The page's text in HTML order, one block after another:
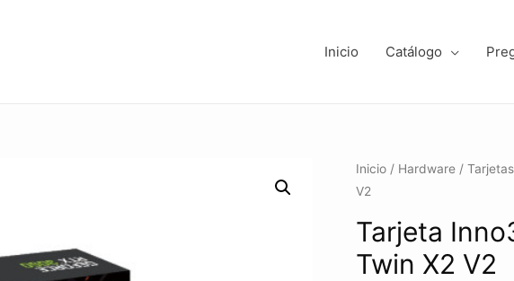
Inicio Catálogo
Inicio / Hardware /
V2
Tarjeta
Twin X2 V2